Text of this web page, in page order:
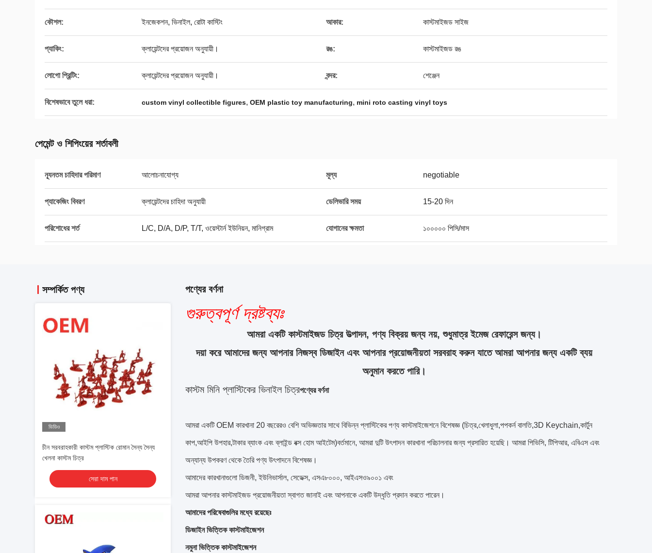
কৌশল: ইনজেকশন, ভিনাইল, রোটা কাস্টিং আকার: কাস্টমাইজড সাইজ
প্যাকিং: ক্লায়েন্টদের প্রয়োজন অনুযায়ী। রঙ: কাস্টমাইজড রঙ
লোগো প্রিন্টিং: ক্লায়েন্টদের প্রয়োজন অনুযায়ী। বন্দর: শেঞ্জেন
বিশেষভাবে তুলে ধরা: custom vinyl collectible figures, OEM plastic toy manufacturing, mini roto casting vinyl toys
পেমেন্ট ও শিপিংয়ের শর্তাবলী
ন্যূনতম চাহিদার পরিমাণ আলোচনাযোগ্য মূল্য negotiable
প্যাকেজিং বিবরণ ক্লায়েন্টদের চাহিদা অনুযায়ী ডেলিভারি সময় 15-20 দিন
পরিশোধের শর্ত L/C, D/A, D/P, T/T, ওয়েস্টার্ন ইউনিয়ন, মানিগ্রাম যোগানের ক্ষমতা ১০০০০০ পিসি/মাস
সম্পর্কিত পণ্য
ভিডিও
চীন সরবরাহকারী কাস্টম প্লাস্টিক রোমান সৈন্য সৈন্য
খেলনা কাস্টম চিত্র
সেরা দাম পান
পণ্যের বর্ণনা
গুরুত্বপূর্ণ দ্রষ্টব্যঃ
আমরা একটি কাস্টমাইজড চিত্র উত্পাদন, পণ্য বিক্রয় জন্য নয়, শুধুমাত্র ইমেজ রেফারেন্স জন্য।
দয়া করে আমাদের জন্য আপনার নিজস্ব ডিজাইন এবং আপনার প্রয়োজনীয়তা সরবরাহ করুন যাতে আমরা আপনার জন্য একটি ব্যয়
অনুমান করতে পারি।
কাস্টম মিনি প্লাস্টিকের ভিনাইল চিত্রপণ্যের বর্ণনা
আমরা একটি OEM কারখানা 20 বছরেরও বেশি অভিজ্ঞতার সাথে বিভিন্ন প্লাস্টিকের পণ্য কাস্টমাইজেশনে বিশেষজ্ঞ (চিত্র,খেলাধুলা,পপকর্ন বালতি,3D Keychain,কার্টুন
কাপ,আইপি উপহার,টাকার ব্যাংক এবং ব্লাইন্ড বক্স হোম আইটেম)বর্তমানে, আমরা দুটি উৎপাদন কারখানা পরিচালনার জন্য প্রসারিত হয়েছি। আমরা পিভিসি, টিপিআর, এবিএস এবং
অন্যান্য উপকরণ থেকে তৈরি পণ্য উৎপাদনে বিশেষজ্ঞ।
আমাদের কারখানাগুলো ডিজনী, ইউনিভার্সাল, সেডেক্স, এসএ৮০০০, আইএসও৯০০১ এবং
আমরা আপনার কাস্টমাইজড প্রয়োজনীয়তা স্বাগত জানাই এবং আপনাকে একটি উদ্ধৃতি প্রদান করতে পারেন।
আমাদের পরিষেবাগুলির মধ্যে রয়েছেঃ
ডিজাইন ভিত্তিক কাস্টমাইজেশন
নমুনা ভিত্তিক কাস্টমাইজেশন